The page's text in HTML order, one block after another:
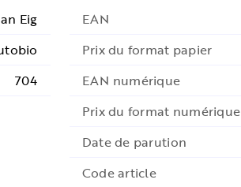
Eig
704
EAN
Prix du format papier
EAN numérique
Prix du format numérique
Date de parution
Code article